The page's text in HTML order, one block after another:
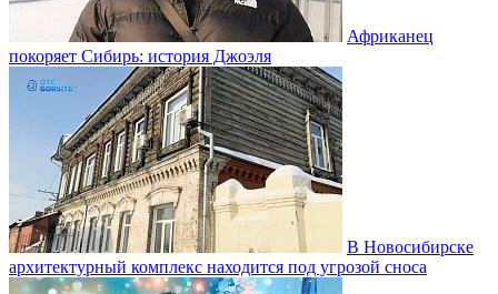
Африканец
покоряет Сибирь: история Джоэля
В Новосибирске
архитектурный комплекс находится под угрозой сноса